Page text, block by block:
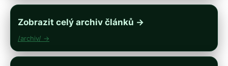
Zobrazit celý archiv článků →
/archiv/ →